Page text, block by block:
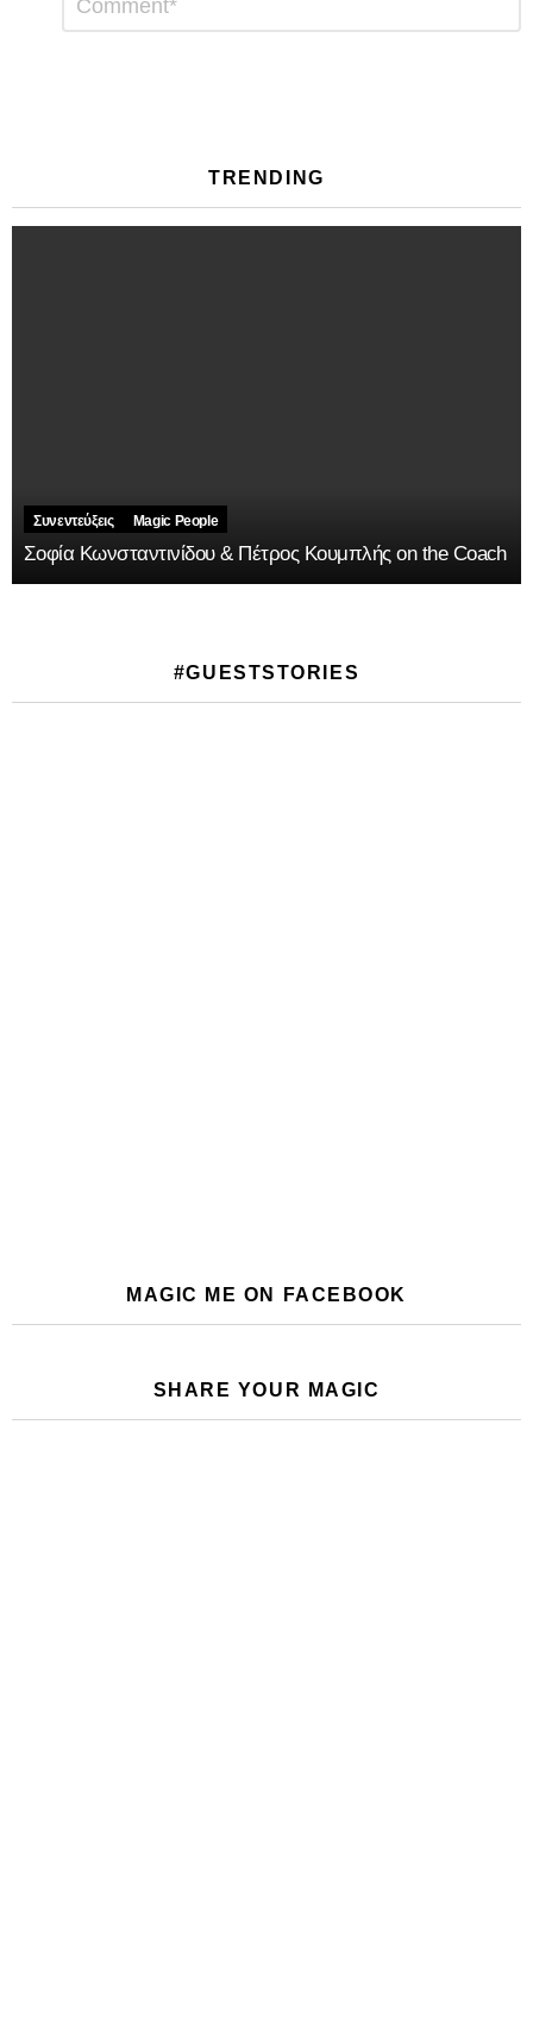
απάντηση
TRENDING
Συνεντεύξεις Magic People
Σοφία Κωνσταντινίδου & Πέτρος Κουμπλής on the Coach
#GUESTSTORIES
MAGIC ME ON FACEBOOK
SHARE YOUR MAGIC